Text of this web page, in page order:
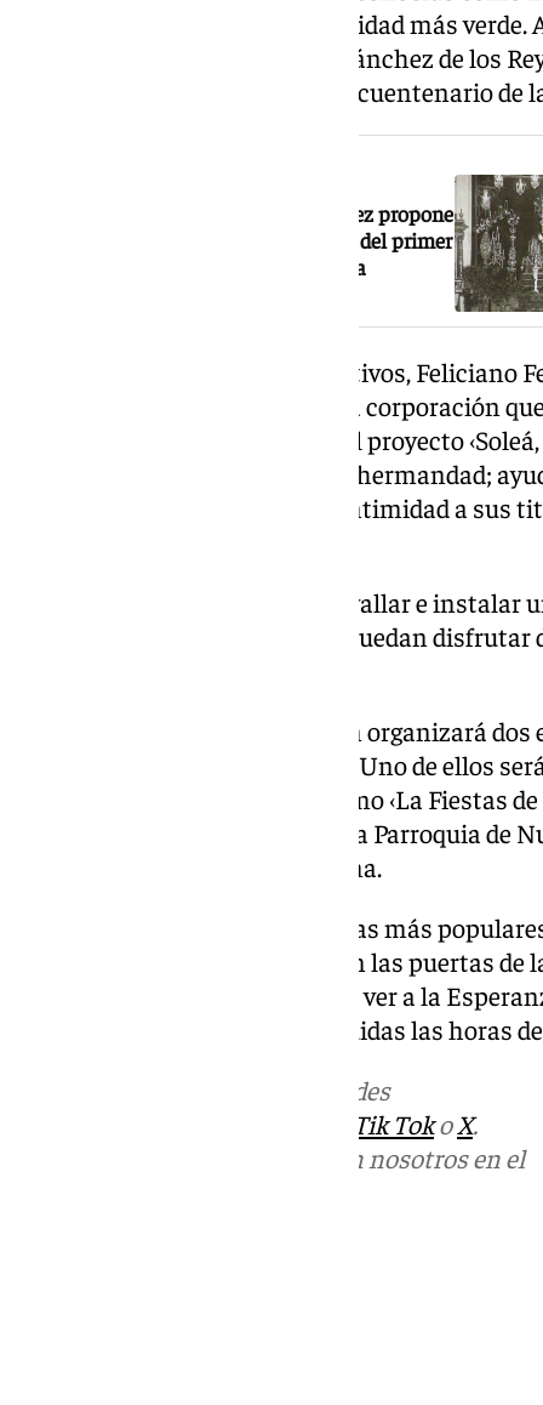
pasaría a un terciopelo de tonalidad más
ejecución del tercer manto de Sánchez de los
Seco Imberg, con motivo del cincuentenario de
La candidatura de Feliciano Fernández propone
celebrar en San Jacinto el centenario del primer
besamanos de la Esperanza de Triana
Respecto a los proyectos caritativos, Feliciano
empleo para los hermanos de la corporación
parte, la candidatura propone el proyecto
a los hermanos veteranos de la hermandad;
capilla para contemplar en la intimidad a sus
Además, el candidato propone vallar e instalar
cofradía para que los mayores puedan
El proyecto alternativo también organizará
fondos para la bolsa de caridad. Uno de ellos
Sur y el otro ha sido titulado como ‹La Fiestas
Sur añadir la incorporación de la Parroquia de
Misión de la Esperanza de Triana.
Por último, una de las propuestas más
construcción de una ventana en las puertas
los hermanos y devotos puedan ver a la
veinticuatro horas del día; incluidas las horas
en las redes
Tik TokoX.
Puedes ponerte en contacto con nosotros en el